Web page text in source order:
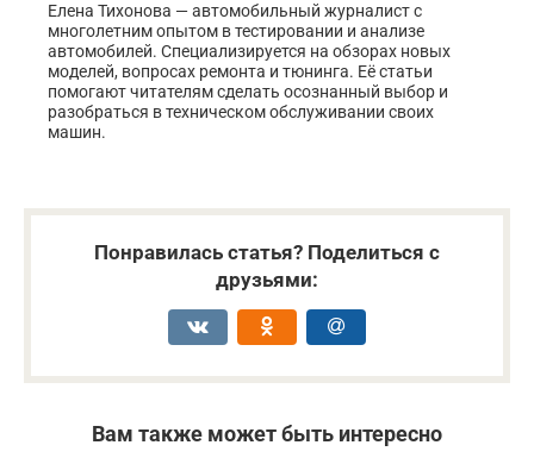
Елена Тихонова — автомобильный журналист с
многолетним опытом в тестировании и анализе
автомобилей. Специализируется на обзорах новых
моделей, вопросах ремонта и тюнинга. Её статьи
помогают читателям сделать осознанный выбор и
разобраться в техническом обслуживании своих
машин.
Понравилась статья? Поделиться с
друзьями:
Вам также может быть интересно